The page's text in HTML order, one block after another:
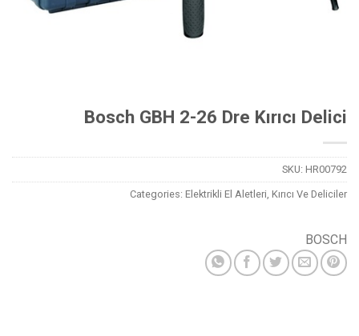
Bosch GBH 2-26 Dre Kırıcı Delici
SKU: HR00792
Categories: Elektrikli El Aletleri, Kırıcı Ve Deliciler
BOSCH